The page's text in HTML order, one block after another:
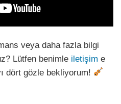
veya daha fazla bilgi
Lütfen benimle iletişim e
dört gözle bekliyorum!